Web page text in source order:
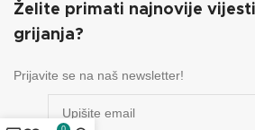
Želite primati najnovije
grijanja?
Prijavite se na naš newsletter!